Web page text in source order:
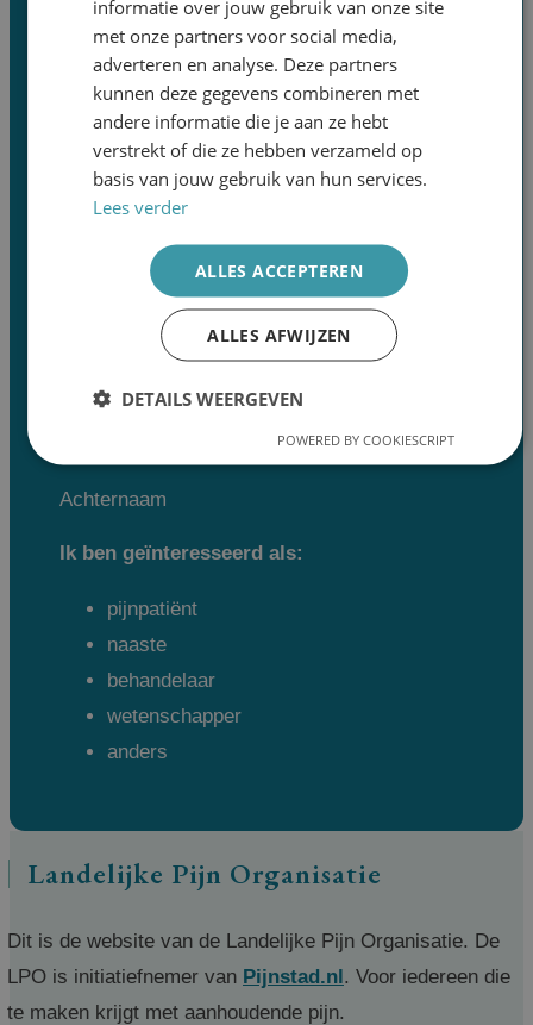
Opent in een nieuwe tab
Opent in een nieuwe tab
Schrijf je hier in en ontvang regelmatig
nieuws over pijn en de ontwikkelingen in
Pijnstad in je mailbox
Verplicht veld
Email Adres*
Achternaam
Ik ben geïnteresseerd als:
pijnpatiënt
naaste
behandelaar
wetenschapper
anders
Landelijke Pijn Organisatie
Dit is de website van de Landelijke Pijn Organisatie. De
LPO is initiatiefnemer van Pijnstad.nl. Voor iedereen die
te maken krijgt met aanhoudende pijn.
informatie over jouw gebruik van onze site
met onze partners voor social media,
adverteren en analyse. Deze partners
kunnen deze gegevens combineren met
andere informatie die je aan ze hebt
verstrekt of die ze hebben verzameld op
basis van jouw gebruik van hun services.
Lees verder
ALLES ACCEPTEREN
ALLES AFWIJZEN
DETAILS WEERGEVEN
POWERED BY COOKIESCRIPT